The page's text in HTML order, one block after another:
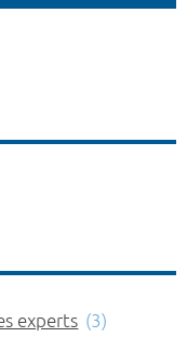
experts (3)